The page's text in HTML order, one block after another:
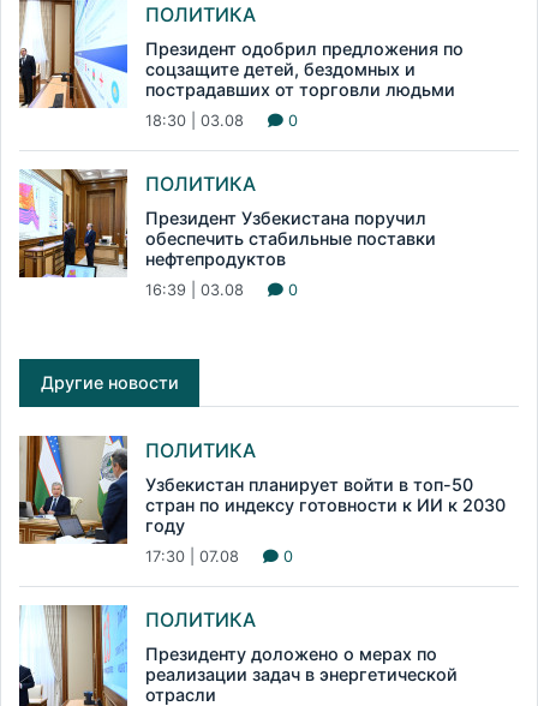
ПОЛИТИКА
Президент одобрил предложения по
соцзащите детей, бездомных и
пострадавших от торговли людьми
18:30 | 03.08 0
ПОЛИТИКА
Президент Узбекистана поручил
обеспечить стабильные поставки
нефтепродуктов
16:39 | 03.08 0
Другие новости
ПОЛИТИКА
Узбекистан планирует войти в топ-50
стран по индексу готовности к ИИ к 2030
году
17:30 | 07.08 0
ПОЛИТИКА
Президенту доложено о мерах по
реализации задач в энергетической
отрасли